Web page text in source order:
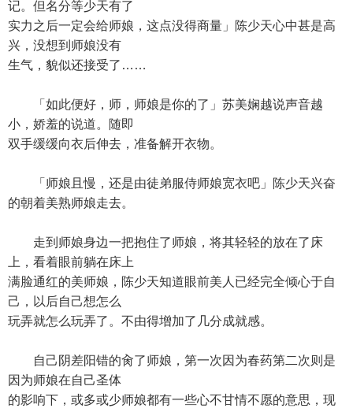
记。但名分等少天有了
实力之后一定会给师娘，这点没得商量」陈少天心中甚是高
兴，没想到师娘没有
生气，貌似还接受了……
「如此便好，师，师娘是你的了」苏美娴越说声音越
小，娇羞的说道。随即
双手缓缓向衣后伸去，准备解开衣物。
「师娘且慢，还是由徒弟服侍师娘宽衣吧」陈少天兴奋
的朝着美熟师娘走去。
走到师娘身边一把抱住了师娘，将其轻轻的放在了床
上，看着眼前躺在床上
满脸通红的美师娘，陈少天知道眼前美人已经完全倾心于自
己，以后自己想怎么
玩弄就怎么玩弄了。不由得增加了几分成就感。
自己阴差阳错的肏了师娘，第一次因为春药第二次则是
因为师娘在自己圣体
的影响下，或多或少师娘都有一些心不甘情不愿的意思，现